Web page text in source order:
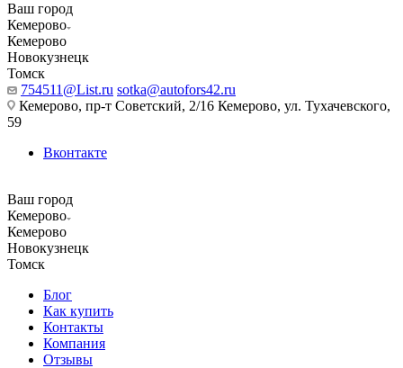
Ваш город
Кемерово
Кемерово
Новокузнецк
Томск
754511@List.ru sotka@autofors42.ru
Кемерово, пр-т Советский, 2/16 Кемерово, ул. Тухачевского,
59
Вконтакте
Ваш город
Кемерово
Кемерово
Новокузнецк
Томск
Блог
Как купить
Контакты
Компания
Отзывы